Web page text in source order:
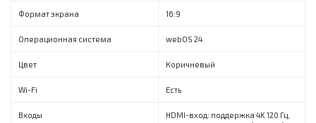
Формат экрана 16:9
Операционная система webOS 24
Цвет Коричневый
Wi-Fi Есть
Входы
HDMI-вход: поддержка 4K 120 Гц,